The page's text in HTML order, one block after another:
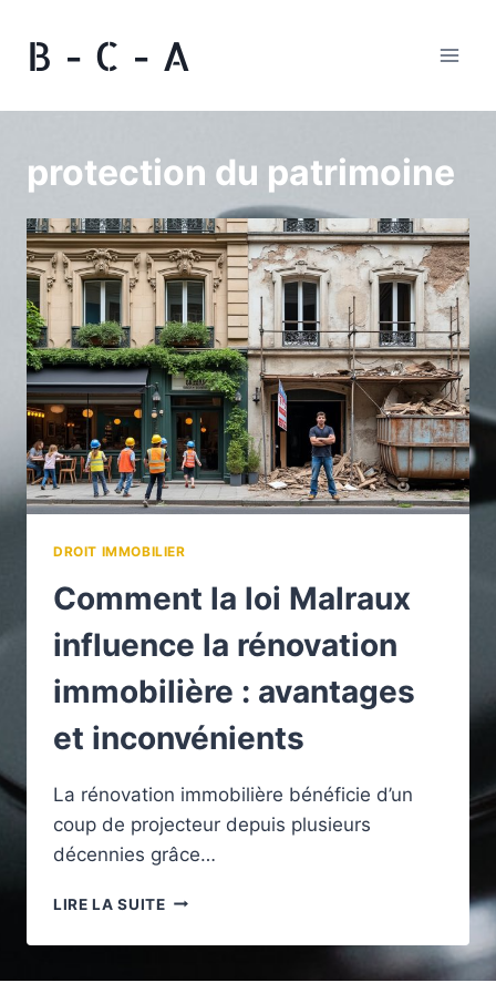
contenuB - C - A
protection du patrimoine
DROIT IMMOBILIER
Comment la loi Malraux
influence la rénovation
immobilière : avantages
et inconvénients
La rénovation immobilière bénéficie d’un
coup de projecteur depuis plusieurs
décennies grâce…
LIRE LA SUITECOMMENT
LOI